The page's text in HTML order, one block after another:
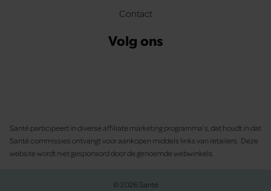
Contact
Volg ons
Santé participeert in diverse affiliate marketing programma’s, dat houdt in dat
Santé commissies ontvangt voor aankopen middels links van retailers. Deze
website wordt niet gesponsord door de genoemde webwinkels.
© 2026 Santé